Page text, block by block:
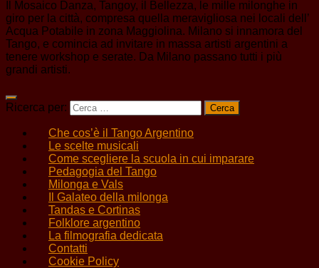
Il Mosaico Danza, Tangoy, il Bellezza, le mille milonghe in
giro per la città, compresa quella meravigliosa nei locali dell’
Acqua Potabile in zona Maggiolina. Milano si innamora del
Tango, e comincia ad invitare in massa artisti argentini a
tenere workshop e serate. Da Milano passano tutti i più
grandi artisti.
Ricerca per:
Che cos’è il Tango Argentino
Le scelte musicali
Come scegliere la scuola in cui imparare
Pedagogia del Tango
Milonga e Vals
Il Galateo della milonga
Tandas e Cortinas
Folklore argentino
La filmografia dedicata
Contatti
Cookie Policy